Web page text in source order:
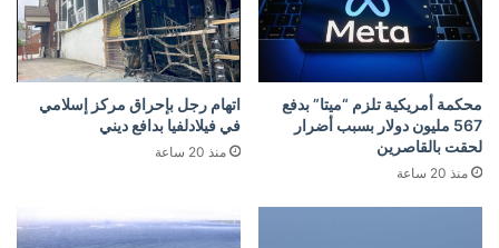
محكمة أمريكية تلزم “ميتا” بدفع
567 مليون دولار بسبب أضرار
لحقت بالقاصرين
منذ 20 ساعة
اتهام رجل بإحراق مركز إسلامي
في فيلادلفيا بدافع ديني
منذ 20 ساعة